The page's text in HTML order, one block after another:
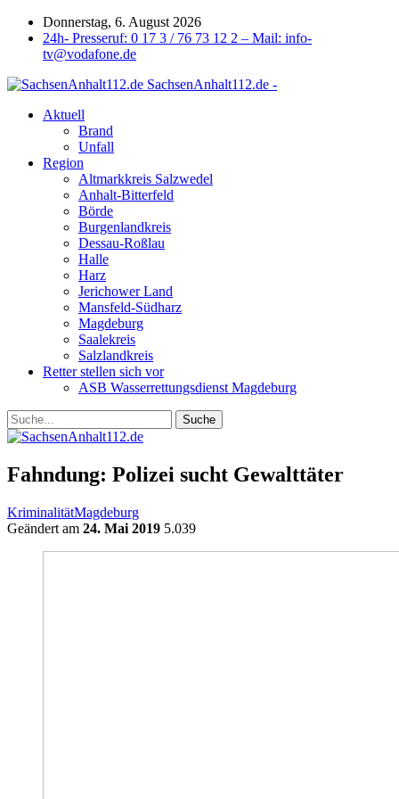
Donnerstag, 6. August 2026
24h- Presseruf: 0 17 3 / 76 73 12 2 – Mail: info-
tv@vodafone.de
SachsenAnhalt112.de -
Aktuell
Brand
Unfall
Region
Altmarkkreis Salzwedel
Anhalt-Bitterfeld
Börde
Burgenlandkreis
Dessau-Roßlau
Halle
Harz
Jerichower Land
Mansfeld-Südharz
Magdeburg
Saalekreis
Salzlandkreis
Retter stellen sich vor
ASB Wasserrettungsdienst Magdeburg
Fahndung: Polizei sucht Gewalttäter
KriminalitätMagdeburg
Geändert am 24. Mai 2019 5.039